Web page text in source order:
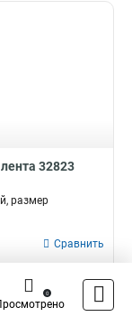
32823
размер
Сравнить
0